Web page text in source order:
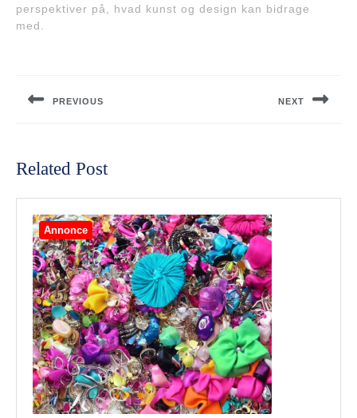
perspektiver på, hvad kunst og design kan bidrage
med.
PREVIOUS NEXT
Related Post
Annonce